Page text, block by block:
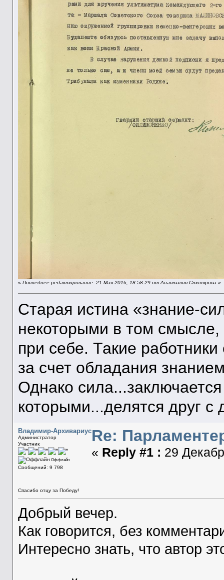
« Последнее редактирование: 21 Мая 2016, 18:58:29 от Анастасия Столярова »
Старая истина «знание-
некоторыми в том смысле,
при себе. Такие
за счет обладания
Однако
которыми...делятся друг с
Владимир-Архивариус
Администратор
Участник
Оффлайн
Сообщений: 9 798
Спасибо отцу за Победу!
Re:
« Reply #1 : 29
Добрый вечер.
Как говорится, без
Интересно знать, что автор